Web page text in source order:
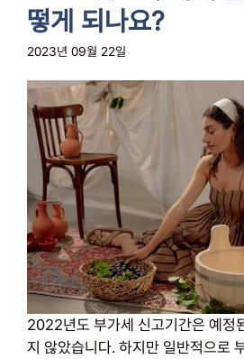
떻게 되나요?
2023년 09월 22일
2022년도 부가세 신고기간은 예정
지 않았습니다. 하지만 일반적으로